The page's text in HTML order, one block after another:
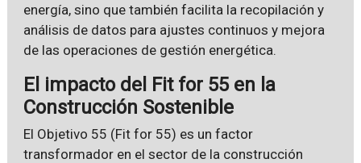
energía, sino que también facilita la recopilación y
análisis de datos para ajustes continuos y mejora
de las operaciones de gestión energética.
El impacto del Fit for 55 en la
Construcción Sostenible
El Objetivo 55 (Fit for 55) es un factor
transformador en el sector de la construcción